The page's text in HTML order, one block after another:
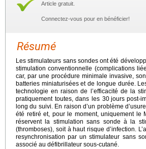
Article gratuit.
Connectez-vous pour en bénéficier!
Résumé
Les stimulateurs sans sondes ont été
stimulation conventionnelle (complications
car, par une procédure minimale invasive,
batteries miniaturisées et de longue durée.
technologie en raison de l’efficacité de la
pratiquement toutes, dans les 30 jours post-
long du suivi. En raison d’un problème
été retiré et, pour le moment, uniquement le
réservent la stimulation sans sonde à la
(thromboses), soit à haut risque d’infection.
resynchronisation par un stimulateur sans
associé au défibrillateur sous-cutané.